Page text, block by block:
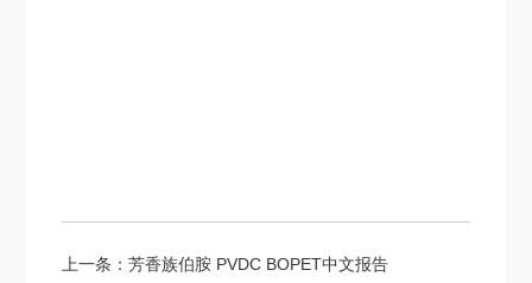
上一条：芳香族伯胺 PVDC BOPET中文报告